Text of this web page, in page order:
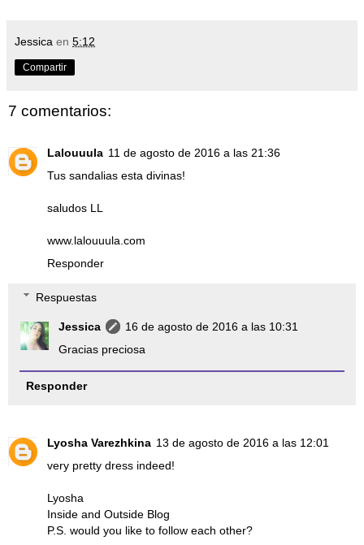
Jessica en 5:12
Compartir
7 comentarios:
Lalouuula 11 de agosto de 2016 a las 21:36
Tus sandalias esta divinas!
saludos LL
www.lalouuula.com
Responder
Respuestas
Jessica
16 de agosto de 2016 a las 10:31
Gracias preciosa
Responder
Lyosha Varezhkina 13 de agosto de 2016 a las 12:01
very pretty dress indeed!
Lyosha
Inside and Outside Blog
P.S. would you like to follow each other?